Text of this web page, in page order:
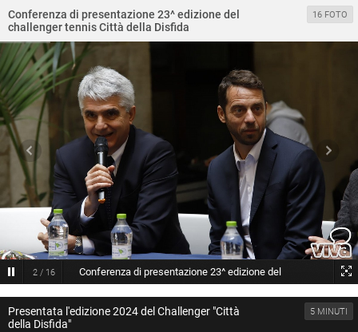
16 FOTO
Conferenza di presentazione 23^ edizione del
challenger tennis Città della Disfida
2 / 16
Conferenza di presentazione 23^ edizione del
challenger tennis Città della Disfida
© Cosimo Campanella
5 MINUTI
Presentata l'edizione 2024 del Challenger "Città
della Disfida"